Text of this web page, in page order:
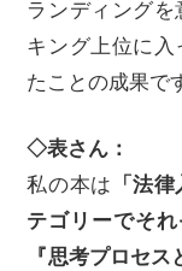
ランディング
キング上位に
たことの成果で
◇表さん：
私の本は 「法
テゴリーでそれ
『思考プロセ